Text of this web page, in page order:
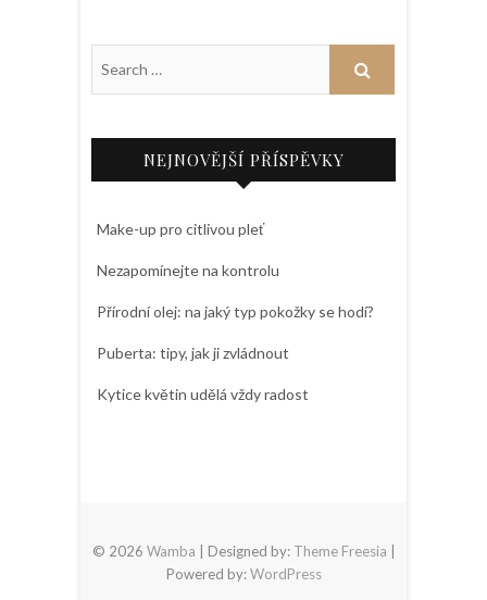
NEJNOVĚJŠÍ PŘÍSPĚVKY
Make-up pro citlivou pleť
Nezapomínejte na kontrolu
Přírodní olej: na jaký typ pokožky se hodí?
Puberta: tipy, jak ji zvládnout
Kytice květin udělá vždy radost
© 2026 Wamba | Designed by: Theme Freesia |
Powered by:WordPress